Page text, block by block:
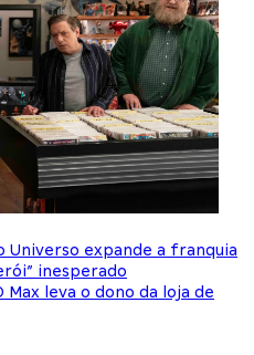
Universo expande a franquia
inesperado
leva o dono da loja de